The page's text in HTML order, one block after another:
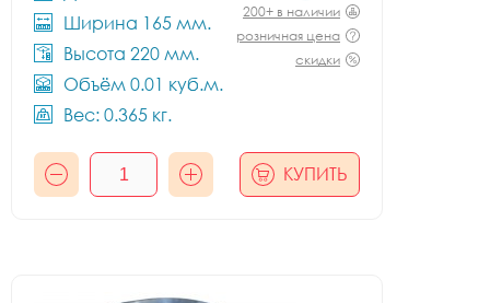
Ширина 165 мм.
Высота 220 мм.
Объём 0.01 куб.м.
Вес: 0.365 кг.
200+ в наличии
розничная цена
скидки
КУПИТЬ